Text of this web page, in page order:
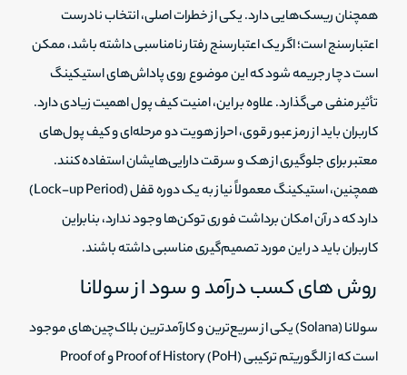
همچنان ریسک‌هایی دارد. یکی از خطرات اصلی، انتخاب نادرست
اعتبارسنج است؛ اگر یک اعتبارسنج رفتار نامناسبی داشته باشد، ممکن
است دچار جریمه شود که این موضوع روی پاداش‌های استیکینگ
تأثیر منفی می‌گذارد. علاوه بر این، امنیت کیف پول اهمیت زیادی دارد.
کاربران باید از رمز عبور قوی، احراز هویت دو مرحله‌ای و کیف پول‌های
معتبر برای جلوگیری از هک و سرقت دارایی‌هایشان استفاده کنند.
همچنین، استیکینگ معمولاً نیاز به یک دوره قفل (Lock-up Period)
دارد که در آن امکان برداشت فوری توکن‌ها وجود ندارد، بنابراین
کاربران باید در این مورد تصمیم‌گیری مناسبی داشته باشند.
روش های کسب درآمد و سود از سولانا
سولانا (Solana) یکی از سریع‌ترین و کارآمدترین بلاک‌چین‌های موجود
است که از الگوریتم ترکیبی Proof of History (PoH) و Proof of